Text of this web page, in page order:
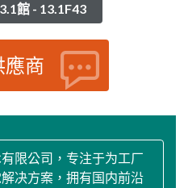
館 - 13.1F43
應商
限公司，专注于为工厂
决方案，拥有国内前沿